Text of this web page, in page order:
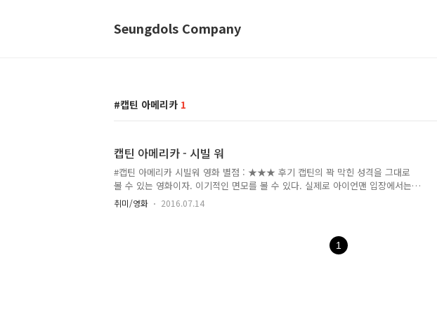
Seungdols Company
캡틴 아메리카 1
캡틴 아메리카 - 시빌 워
#캡틴 아메리카 시빌워 영화 별점 : ★★★ 후기 캡틴의 꽉 막힌 성격을 그대로
볼 수 있는 영화이자. 이기적인 면모를 볼 수 있다. 실제로 아이언맨 입장에서는
캡틴을 죽이고도 남을 정도... 캡틴은 자신의 친구라는 아픈 손가락마냥 돌봐주
는 실버팔.... 그 녀석 때문에 피해를 본 사람이 이만저만이 아니다. 물론 자의는
의 그 꽉막힌 사고 방식은 너무 짜증나게 그려놨다. 만화에서는 좀 다르겠으나
영화를 보니 참 답답하다. 명대사 우리 왕국에서는 가장 쎈 전사가 블랙팬서의
취미/영화 2016.07.14
1